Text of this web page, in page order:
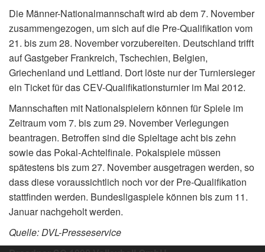
Die Männer-Nationalmannschaft wird ab dem 7. November
zusammengezogen, um sich auf die Pre-Qualifikation vom
21. bis zum 28. November vorzubereiten. Deutschland trifft
auf Gastgeber Frankreich, Tschechien, Belgien,
Griechenland und Lettland. Dort löste nur der Turniersieger
ein Ticket für das CEV-Qualifikationsturnier im Mai 2012.
Mannschaften mit Nationalspielern können für Spiele im
Zeitraum vom 7. bis zum 29. November Verlegungen
beantragen. Betroffen sind die Spieltage acht bis zehn
sowie das Pokal-Achtelfinale. Pokalspiele müssen
spätestens bis zum 27. November ausgetragen werden, so
dass diese voraussichtlich noch vor der Pre-Qualifikation
stattfinden werden. Bundesligaspiele können bis zum 11.
Januar nachgeholt werden.
Quelle: DVL-Presseservice